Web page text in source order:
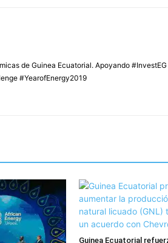
de Guinea Ecuatorial. Apoyando #InvestEG
#YearofEnergy2019
Guinea Ecuatorial